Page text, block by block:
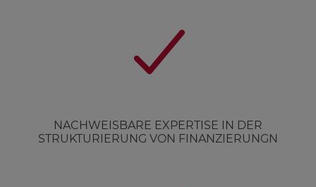
NACHWEISBARE EXPERTISE IN DER
STRUKTURIERUNG VON FINANZIERUNGN